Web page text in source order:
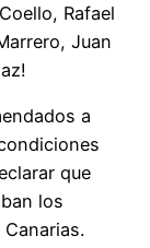
Rafael
Juan
a
que
los